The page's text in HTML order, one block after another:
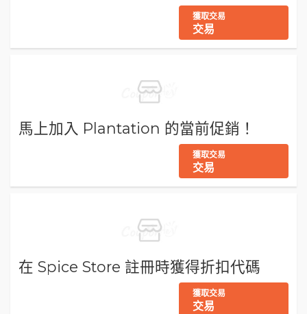
獲取交易
交易
馬上加入 Plantation 的當前促銷！
獲取交易
交易
在 Spice Store 註冊時獲得折扣代碼
獲取交易
交易